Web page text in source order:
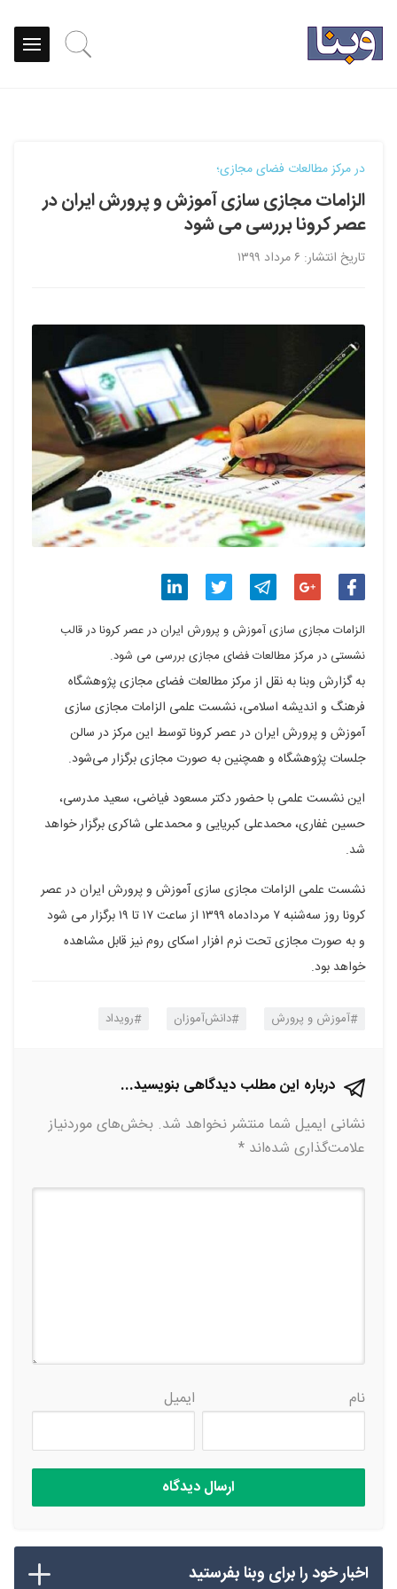
در مرکز مطالعات فضای مجازی؛
الزامات مجازی سازی آموزش و پرورش ایران در
عصر کرونا بررسی می شود
تاریخ انتشار: ۶ مرداد ۱۳۹۹
گذاری
در
فیسبوک
گذاری
در
گوگل
پلاس
گذاری
در
تلگرام
گذاری
در
توییتر
گذاری
در
لینکدین
الزامات مجازی سازی آموزش و پرورش ایران در عصر کرونا در قالب
نشستی در مرکز مطالعات فضای مجازی بررسی می شود.
به گزارش وبنا به نقل از مرکز مطالعات فضای مجازی پژوهشگاه
فرهنگ و اندیشه اسلامی، نشست علمی الزامات مجازی سازی
آموزش و پرورش ایران در عصر کرونا توسط این مرکز در سالن
جلسات پژوهشگاه و همچنین به صورت مجازی برگزار می‌شود.
این نشست علمی با حضور دکتر مسعود فیاضی، سعید مدرسی،
حسین غفاری، محمدعلی کبریایی و محمدعلی شاکری برگزار خواهد
شد.
نشست علمی الزامات مجازی سازی آموزش و پرورش ایران در عصر
کرونا روز سه‌شنبه ۷ مردادماه ۱۳۹۹ از ساعت ۱۷ تا ۱۹ برگزار می شود
و به صورت مجازی تحت نرم افزار اسکای روم نیز قابل مشاهده
خواهد بود.
آموزش و پرورش دانش‌آموزان رویداد
درباره این مطلب دیدگاهی بنویسید...
نشانی ایمیل شما منتشر نخواهد شد. بخش‌های موردنیاز
علامت‌گذاری شده‌اند *
نام ایمیل
اخبار خود را برای وبنا بفرستید